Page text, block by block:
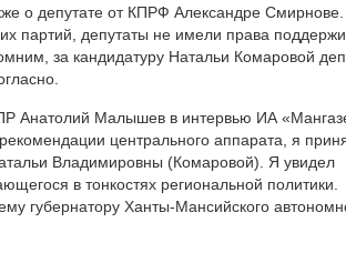
о депутате от КПРФ Александре Смирнове.
партий, депутаты не имели права
за кандидатуру Натальи Комаровой
Анатолий Малышев в интервью ИА
центрального аппарата, я
Владимировны (Комаровой). Я увидел
в тонкостях региональной политики.
губернатору Ханты-Мансийского